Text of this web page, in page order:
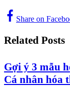
Share on
Related Posts
Gợi ý 3 mẫu
Cá nhân hóa